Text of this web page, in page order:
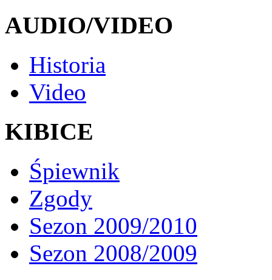
AUDIO/VIDEO
Historia
Video
KIBICE
Śpiewnik
Zgody
Sezon 2009/2010
Sezon 2008/2009